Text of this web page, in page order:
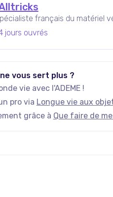
français du matériel
jours ouvrés
vous sert plus ?
vie avec l'ADEME !
pro via Longue vie aux
grâce à Que faire de